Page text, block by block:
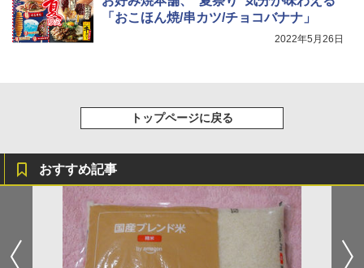
「おこほん焼/串カツ/チョコバナナ」
2022年5月26日
トップページに戻る
おすすめ記事